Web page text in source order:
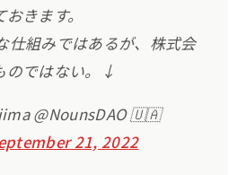
きます。
仕組みではあるが、株式会
のではない。↓
@NounsDAO 🇺🇦
21, 2022